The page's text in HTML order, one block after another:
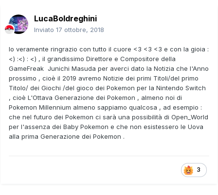
LucaBoldreghini
Inviato 17 ottobre, 2018
Io veramente ringrazio con tutto il cuore <3 <3 <3 e con la gioia :
<) :<) : <) , il grandissimo Direttore e Compositore della
GameFreak Junichi Masuda per averci dato la Notizia che l'Anno
prossimo , cioè il 2019 avremo Notizie dei primi Titoli/del primo
Titolo/ dei Giochi /del gioco dei Pokemon per la Nintendo Switch
, cioè L'Ottava Generazione dei Pokemon , almeno noi di
Pokemon Millennium almeno sappiamo qualcosa , ad esempio :
che nel futuro dei Pokemon ci sarà una possibilità di Open_World
per l'assenza dei Baby Pokemon e che non esistessero le Uova
alla prima Generazione dei Pokemon .
3